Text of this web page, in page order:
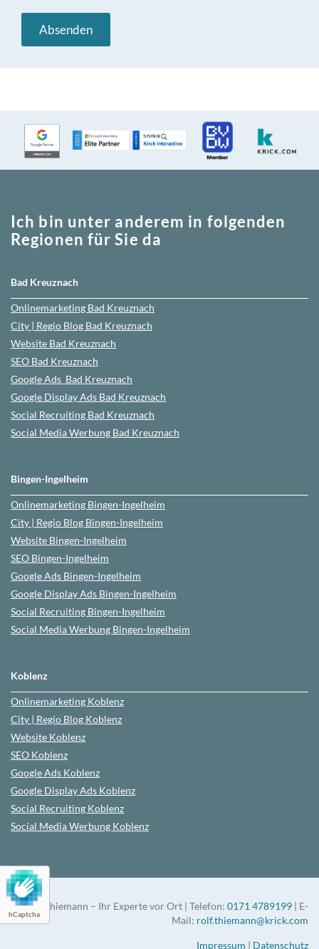
hCaptcha
Ich bin unter anderem in folgenden
Regionen für Sie da
Bad Kreuznach
Onlinemarketing Bad Kreuznach
City | Regio Blog Bad Kreuznach
Website Bad Kreuznach
SEO Bad Kreuznach
Google Ads Bad Kreuznach
Google Display Ads Bad Kreuznach
Social Recruiting Bad Kreuznach
Social Media Werbung Bad Kreuznach
Bingen-Ingelheim
Onlinemarketing Bingen-Ingelheim
City | Regio Blog Bingen-Ingelheim
Website Bingen-Ingelheim
SEO Bingen-Ingelheim
Google Ads Bingen-Ingelheim
Google Display Ads Bingen-Ingelheim
Social Recruiting Bingen-Ingelheim
Social Media Werbung Bingen-Ingelheim
Koblenz
Onlinemarketing Koblenz
City | Regio Blog Koblenz
Website Koblenz
SEO Koblenz
Google Ads Koblenz
Google Display Ads Koblenz
Social Recruiting Koblenz
Social Media Werbung Koblenz
Rolf Thiemann – Ihr Experte vor Ort | Telefon: 0171 4789199 | E-
Mail: rolf.thiemann@krick.com
Impressum | Datenschutz